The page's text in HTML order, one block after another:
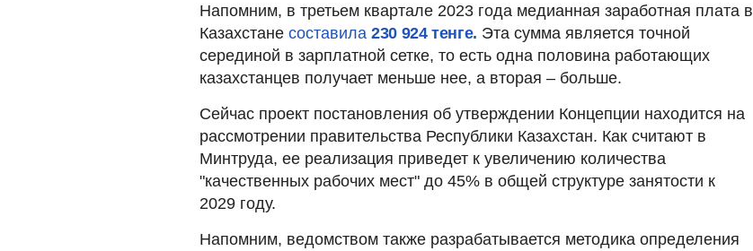
Напомним, в третьем квартале 2023 года медианная заработная плата в
Казахстане составила 230 924 тенге. Эта сумма является точной
серединой в зарплатной сетке, то есть одна половина работающих
казахстанцев получает меньше нее, а вторая – больше.
Сейчас проект постановления об утверждении Концепции находится на
рассмотрении правительства Республики Казахстан. Как считают в
Минтруда, ее реализация приведет к увеличению количества
"качественных рабочих мест" до 45% в общей структуре занятости к
2029 году.
Напомним, ведомством также разрабатывается методика определения